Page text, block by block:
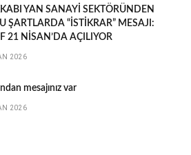
YAN SANAYİ SEKTÖRÜNDEN
ŞARTLARDA “İSTİKRAR” MESAJI:
21 NİSAN’DA AÇILIYOR
2026
mesajınız var
2026